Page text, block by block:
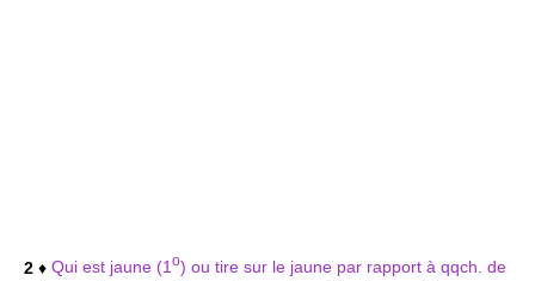
2 ♦ Qui est jaune (1o) ou tire sur le jaune par rapport à qqch. de